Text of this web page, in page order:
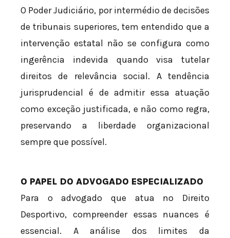
O Poder Judiciário, por intermédio de decisões
de tribunais superiores, tem entendido que a
intervenção estatal não se configura como
ingerência indevida quando visa tutelar
direitos de relevância social. A tendência
jurisprudencial é de admitir essa atuação
como exceção justificada, e não como regra,
preservando a liberdade organizacional
sempre que possível.
O PAPEL DO ADVOGADO ESPECIALIZADO
Para o advogado que atua no Direito
Desportivo, compreender essas nuances é
essencial. A análise dos limites da